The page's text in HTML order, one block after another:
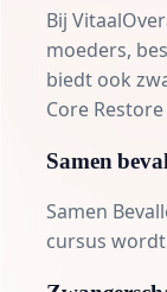
Bij
moeders,
biedt ook
Core
Samen
Samen
cursus